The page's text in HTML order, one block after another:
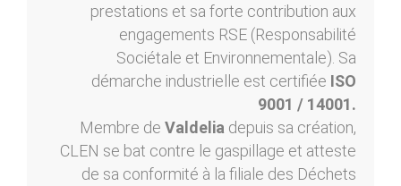
prestations et sa forte contribution aux
engagements RSE (Responsabilité
Sociétale et Environnementale). Sa
démarche industrielle est certifiée ISO
9001 / 14001.
Membre de Valdelia depuis sa création,
CLEN se bat contre le gaspillage et atteste
de sa conformité à la filiale des Déchets